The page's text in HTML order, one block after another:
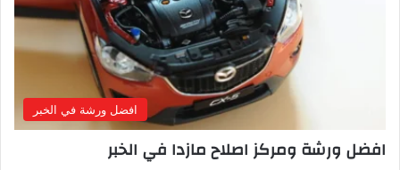
افضل ورشة في الخبر
افضل ورشة ومركز اصلاح مازدا في الخبر